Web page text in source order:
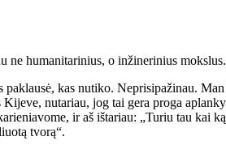
ne humanitarinius, o inžinerinius mokslus.
kas nutiko. Neprisipažinau.
nutariau, jog tai gera proga
ir aš ištariau: „Turiu tau kai
tvorą“.